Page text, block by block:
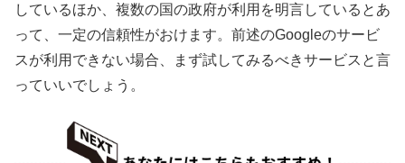
しているほか、複数の国の政府が利用を明言しているとあ
って、一定の信頼性がおけます。前述のGoogleのサービ
スが利用できない場合、まず試してみるべきサービスと言
っていいでしょう。